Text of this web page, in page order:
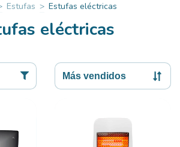
Estufas > Estufas eléctricas
eléctricas